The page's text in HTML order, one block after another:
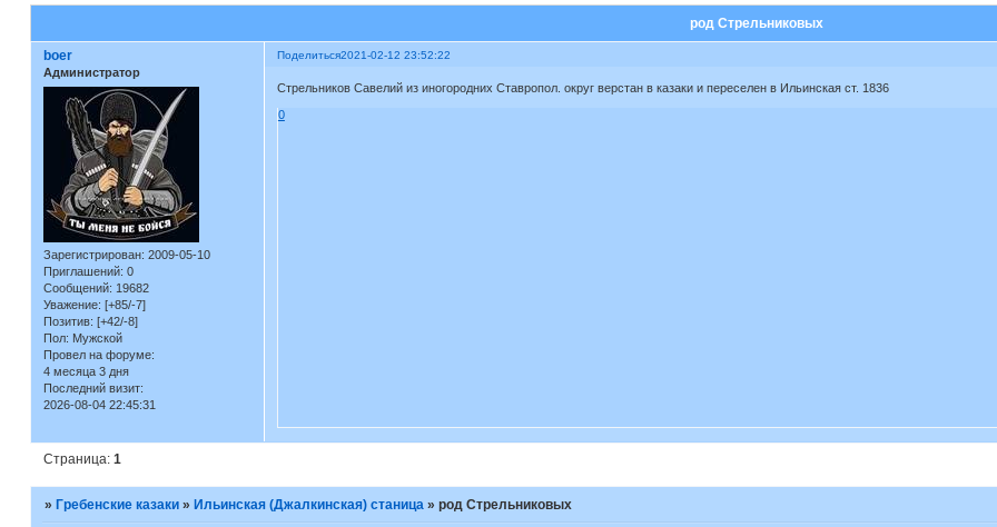
род Стрельниковых
Поделиться2021-02-12 23:52:22
boer
Администратор
Зарегистрирован: 2009-05-10
Приглашений: 0
Сообщений: 19682
Уважение: [+85/-7]
Позитив: [+42/-8]
Пол: Мужской
Провел на форуме:
4 месяца 3 дня
Последний визит:
2026-08-04 22:45:31
Стрельников Савелий из иногородних Ставропол. округ верстан в казаки и переселен в Ильинская ст. 1836
0
Страница: 1
» Гребенские казаки » Ильинская (Джалкинская) станица » род Стрельниковых